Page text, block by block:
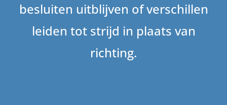
besluiten uitblijven of verschillen
leiden tot strijd in plaats van
richting.